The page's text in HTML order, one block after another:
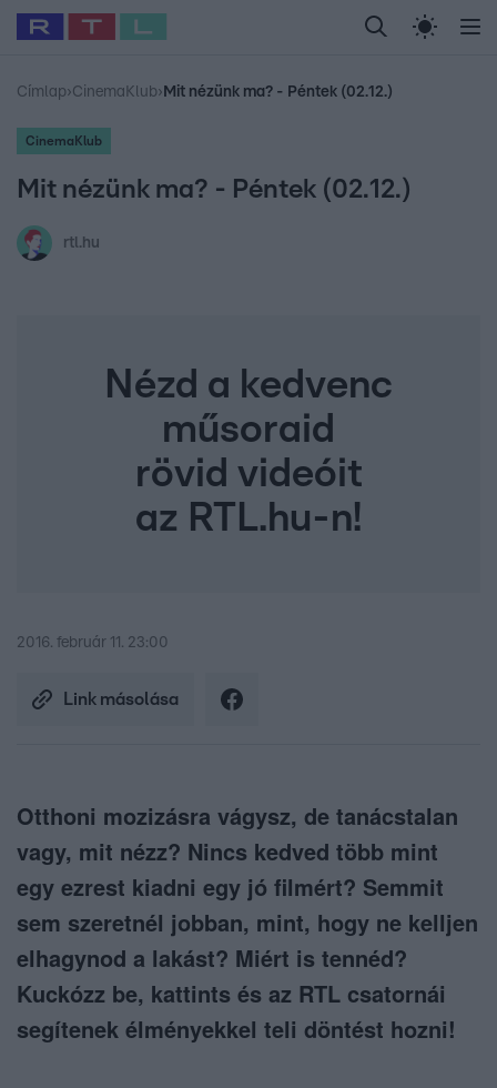
Legfrissebb RTL Híradó Randi Celeb vagyok,
Babits Marcella Most Wanted Gallusz
Címlap›CinemaKlub› Mit nézünk ma? - Péntek (02.12.)
CinemaKlub
Mit nézünk ma? - Péntek (02.12.)
rtl.hu
Nézd a kedvenc
műsoraid
rövid videóit
az RTL.hu-n!
2016. február 11. 23:00
Link másolása
Otthoni mozizásra vágysz, de tanácstalan
vagy, mit nézz? Nincs kedved több mint
egy ezrest kiadni egy jó filmért? Semmit
sem szeretnél jobban, mint, hogy ne kelljen
elhagynod a lakást? Miért is tennéd?
Kuckózz be, kattints és az RTL csatornái
segítenek élményekkel teli döntést hozni!